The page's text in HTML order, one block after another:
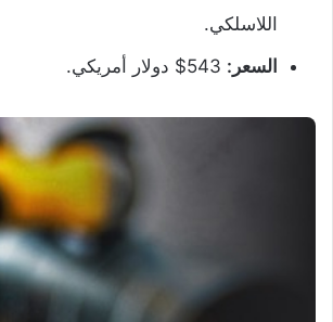
اللاسلكي.
السعر: